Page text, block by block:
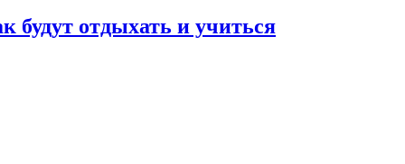
будут отдыхать и учиться